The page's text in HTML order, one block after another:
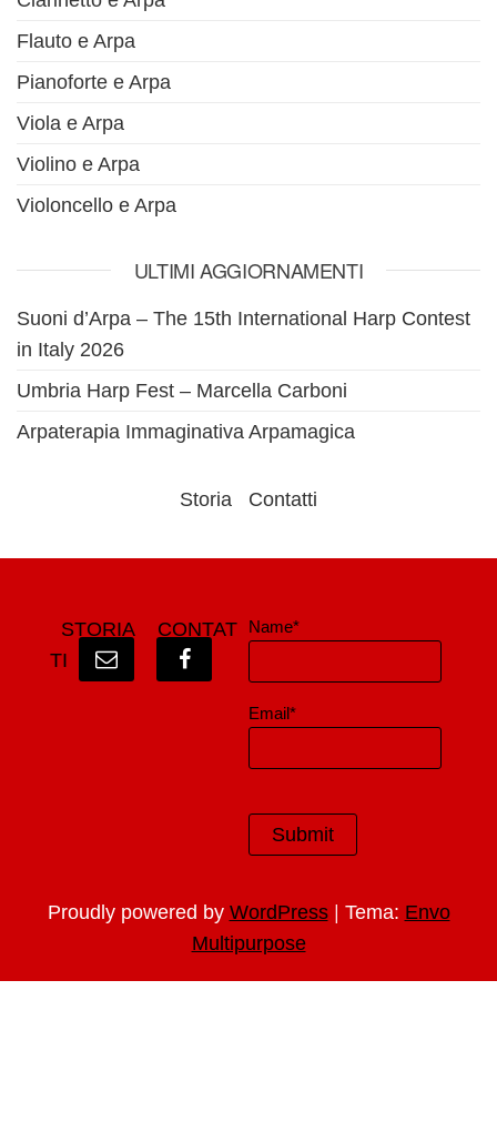
Flauto e Arpa
Pianoforte e Arpa
Viola e Arpa
Violino e Arpa
Violoncello e Arpa
ULTIMI AGGIORNAMENTI
Suoni d’Arpa – The 15th International Harp Contest
in Italy 2026
Umbria Harp Fest – Marcella Carboni
Arpaterapia Immaginativa Arpamagica
Storia Contatti
STORIA
CONTAT
TI
Name*
Email*
Proudly powered by WordPress | Tema: Envo
Multipurpose